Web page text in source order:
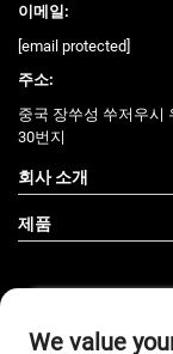
이메일:
[email protected]
주소:
중국 장쑤성 쑤저우시
30번지
회사 소개
제품
We value